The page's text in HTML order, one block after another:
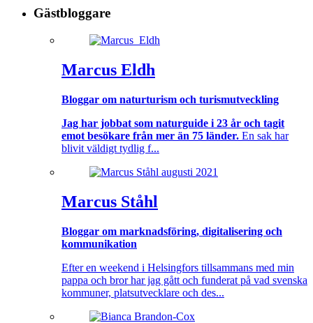
Gästbloggare
Marcus Eldh
Bloggar om naturturism och turismutveckling
Jag har jobbat som naturguide i 23 år och tagit
emot besökare från mer än 75 länder. En sak har
blivit väldigt tydlig f...
Marcus Ståhl
Bloggar om marknadsföring, digitalisering och
kommunikation
Efter en weekend i Helsingfors tillsammans med min
pappa och bror har jag gått och funderat på vad svenska
kommuner, platsutvecklare och des...